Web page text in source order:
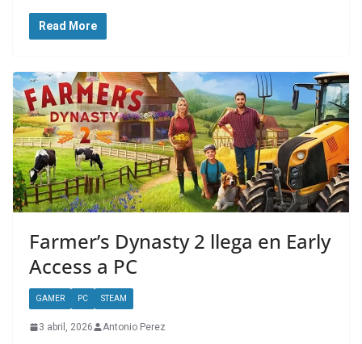
Read More
Farmer’s Dynasty 2 llega en Early
Access a PC
GAMER PC STEAM
3 abril, 2026 Antonio Perez